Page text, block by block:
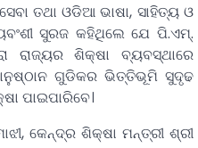
ତଥା ଓଡିଆ ଭାଷା, ସାହିତ୍ୟ ଓ
ସୁରଜ କହିଥିଲେ ଯେ ପି.ଏମ୍.
ରାଜ୍ୟର ଶିକ୍ଷା ବ୍ୟବସ୍ଥାରେ
ଗୁଡିକର ଭିତ୍ତିଭୂମି ସୁଦୃଢ
ପାଇପାରିବେ।
କେନ୍ଦ୍ର ଶିକ୍ଷା ମନ୍ତ୍ରୀ ଶ୍ରୀ